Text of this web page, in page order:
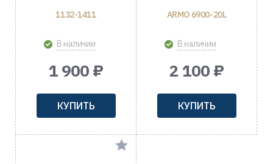
1132-1411
В наличии
1 900 ₽
КУПИТЬ
ARMO 6900-20L
В наличии
2 100 ₽
КУПИТЬ